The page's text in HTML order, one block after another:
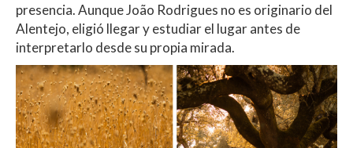
presencia. Aunque João Rodrigues no es originario del
Alentejo, eligió llegar y estudiar el lugar antes de
interpretarlo desde su propia mirada.